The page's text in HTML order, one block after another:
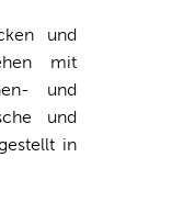
und
mit
und
und
in